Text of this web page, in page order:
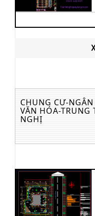
CHUNG CƯ-
VĂN HÓA-
NGHỊ